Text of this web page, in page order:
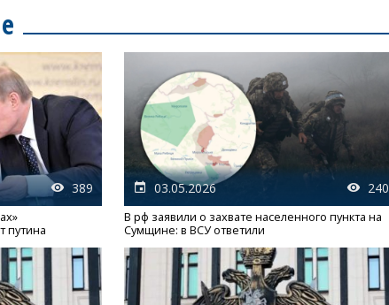
389
путина
03.05.2026 240
В рф заявили о захвате населенного пункта на
Сумщине: в ВСУ ответили